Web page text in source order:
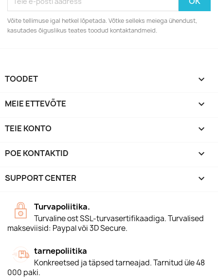
Võite tellimuse igal hetkel lõpetada. Võtke selleks meiega ühendust,
kasutades õiguslikus teates toodud kontaktandmeid.
TOODET 
MEIE ETTEVÕTE 
TEIE KONTO 
POE KONTAKTID keyboard_arrow_down
SUPPORT CENTER 
Turvapoliitika.
Turvaline ost SSL-turvasertifikaadiga. Turvalised
makseviisid: Paypal või 3D Secure.
tarnepoliitika
Konkreetsed ja täpsed tarneajad. Tarnitud üle 48
000 paki.